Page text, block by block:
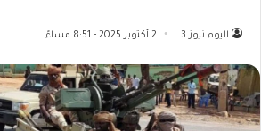
اليوم نيوز 3 2 أكتوبر 2025 - 8:51 مساءً